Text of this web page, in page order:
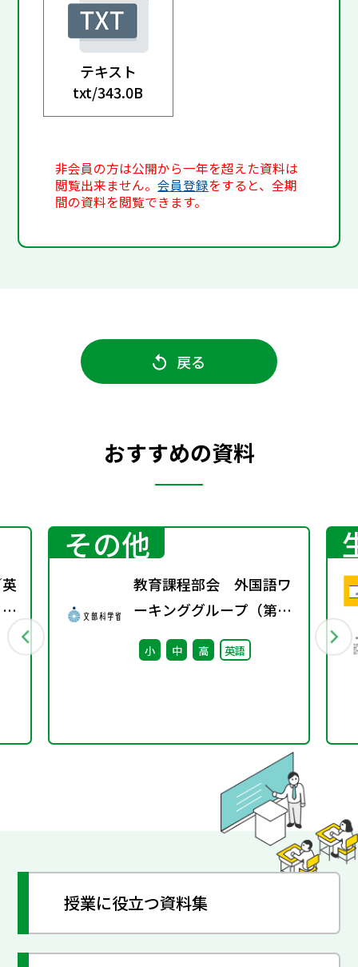
テキスト
txt/343.0B
非会員の方は公開から一年を超えた資料は
閲覧出来ません。会員登録をすると、全期
間の資料を閲覧できます。
戻る
おすすめの資料
その他
教育課程部会 外国語ワ
ーキンググループ（第2
回） 配付資料
小 中 高 英語
授業に役立つ資料集